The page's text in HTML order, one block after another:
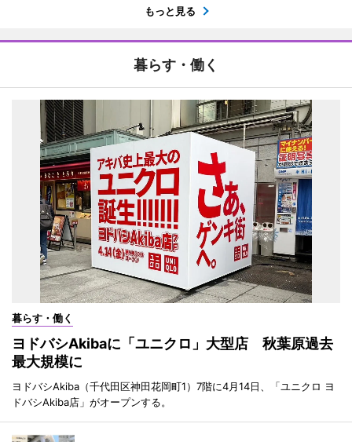
もっと見る
暮らす・働く
暮らす・働く
ヨドバシAkibaに「ユニクロ」大型店 秋葉原過去
最大規模に
ヨドバシAkiba（千代田区神田花岡町1）7階に4月14日、「ユニクロ ヨ
ドバシAkiba店」がオープンする。